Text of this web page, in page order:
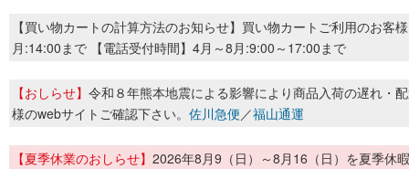
【買い物カートの計算方法のお知らせ】買い物カートご利用のお客
月:14:00まで 【電話受付時間】4月～8月:9:00～17:00まで
【おしらせ】 令和８年熊本地震による影響により商品入荷の遅れ・
様のwebサイトご確認下さい。 佐川急便／福山通運
【夏季休業のおしらせ】 2026年8月9（日）～8月16（日）を夏季休